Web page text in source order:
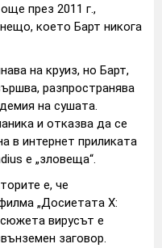
през 2011 г.,
което Барт никога
на круиз, но Барт,
разпространява
на сушата.
и отказва да се
в интернет приликата
е „зловеща“.
е, че
„Досиетата Х:
вирусът е
заговор.